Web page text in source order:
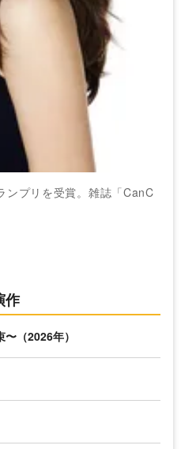
ンプリを受賞。雑誌「CanC
作
（2026年）